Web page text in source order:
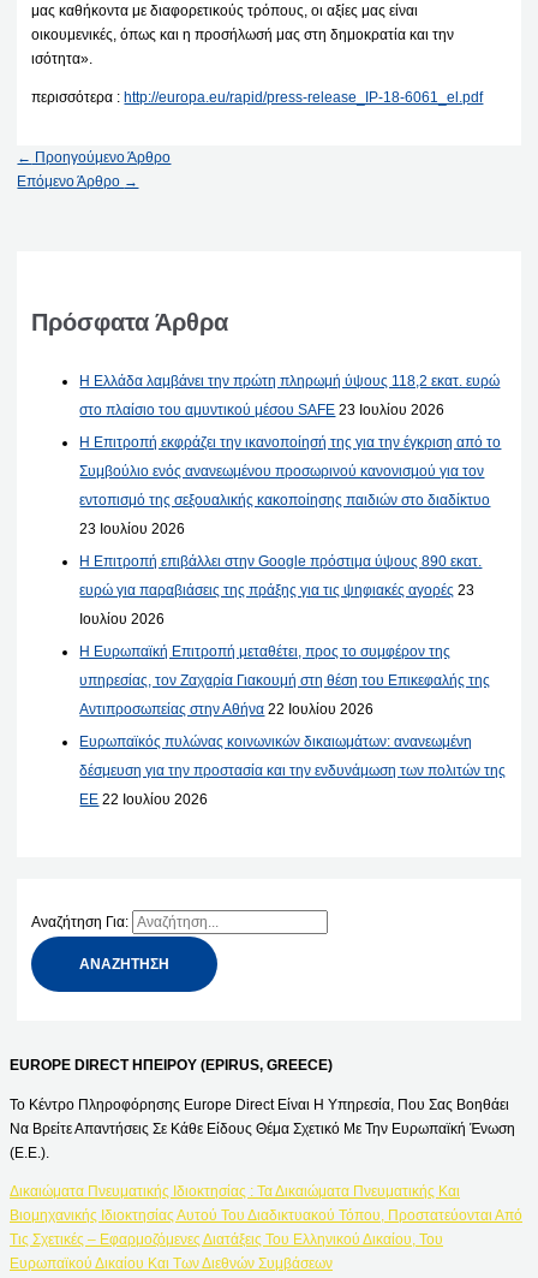
μας καθήκοντα με διαφορετικούς τρόπους, οι αξίες μας είναι
οικουμενικές, όπως και η προσήλωσή μας στη δημοκρατία και την
ισότητα».
περισσότερα : http://europa.eu/rapid/press-release_IP-18-6061_el.pdf
← Προηγούμενο Άρθρο
Επόμενο Άρθρο →
Πρόσφατα Άρθρα
Η Ελλάδα λαμβάνει την πρώτη πληρωμή ύψους 118,2 εκατ. ευρώ
στο πλαίσιο του αμυντικού μέσου SAFE 23 Ιουλίου 2026
Η Επιτροπή εκφράζει την ικανοποίησή της για την έγκριση από το
Συμβούλιο ενός ανανεωμένου προσωρινού κανονισμού για τον
εντοπισμό της σεξουαλικής κακοποίησης παιδιών στο διαδίκτυο
23 Ιουλίου 2026
Η Επιτροπή επιβάλλει στην Google πρόστιμα ύψους 890 εκατ.
ευρώ για παραβιάσεις της πράξης για τις ψηφιακές αγορές 23
Ιουλίου 2026
Η Ευρωπαϊκή Επιτροπή μεταθέτει, προς το συμφέρον της
υπηρεσίας, τον Ζαχαρία Γιακουμή στη θέση του Επικεφαλής της
Αντιπροσωπείας στην Αθήνα 22 Ιουλίου 2026
Ευρωπαϊκός πυλώνας κοινωνικών δικαιωμάτων: ανανεωμένη
δέσμευση για την προστασία και την ενδυνάμωση των πολιτών της
ΕΕ 22 Ιουλίου 2026
Αναζήτηση Για:
EUROPE DIRECT ΗΠΕΙΡΟΥ (EPIRUS, GREECE)
Το Κέντρο Πληροφόρησης Europe Direct Είναι Η Υπηρεσία, Που Σας Βοηθάει
Να Βρείτε Απαντήσεις Σε Κάθε Είδους Θέμα Σχετικό Με Την Ευρωπαϊκή Ένωση
(Ε.Ε.).
Δικαιώματα Πνευματικής Ιδιοκτησίας : Τα Δικαιώματα Πνευματικής Και
Βιομηχανικής Ιδιοκτησίας Αυτού Του Διαδικτυακού Τόπου, Προστατεύονται Από
Τις Σχετικές – Εφαρμοζόμενες Διατάξεις Του Ελληνικού Δικαίου, Του
Ευρωπαϊκού Δικαίου Και Των Διεθνών Συμβάσεων